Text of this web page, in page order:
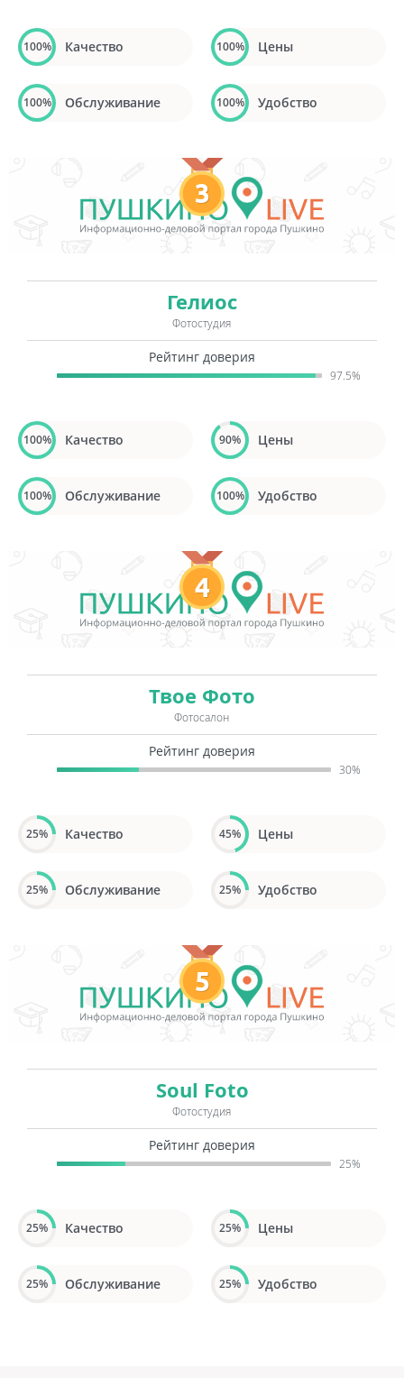
100% Качество 100% Цены
100% Обслуживание 100% Удобство
3
Гелиос
Фотостудия
Рейтинг доверия
97.5%
100% Качество 90% Цены
100% Обслуживание 100% Удобство
4
Твое Фото
Фотосалон
Рейтинг доверия
30%
25% Качество 45% Цены
25% Обслуживание 25% Удобство
5
Soul Foto
Фотостудия
Рейтинг доверия
25%
25% Качество 25% Цены
25% Обслуживание 25% Удобство